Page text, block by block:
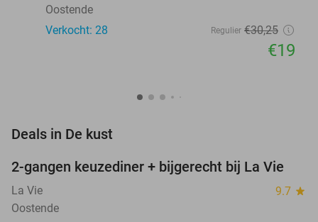
Oostende
Verkocht: 28
Regulier €30,25
€19
Deals in De kust
37%
NEW
TODAY
2-gangen keuzediner + bijgerecht bij La Vie
La Vie 9.7 star
Oostende